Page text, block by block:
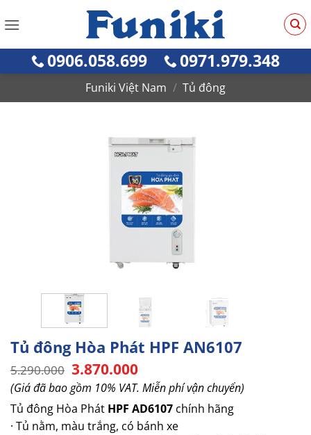
qua
0906.058.699 0971.979.348
Funiki Việt Nam / Tủ đông
Tủ đông Hòa Phát HPF AN6107
5.290.000 Giá
gốc
là:
5.290.000.
3.870.000Giá
hiện
tại
là:
3.870.000.
(Giá đã bao gồm 10% VAT. Miễn phí vận chuyển)
Tủ đông Hòa Phát HPF AD6107 chính hãng
· Tủ nằm, màu trắng, có bánh xe